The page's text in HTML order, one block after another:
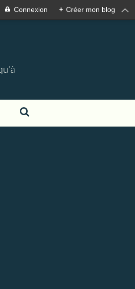
Connexion + Créer mon blog